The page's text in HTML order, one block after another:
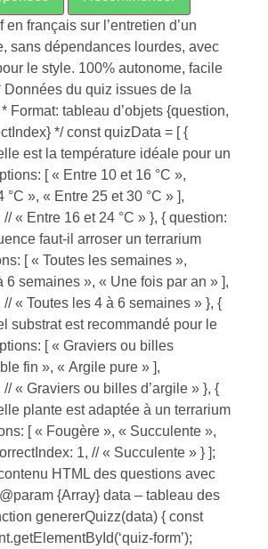
en français sur l’entretien d’un
sans dépendances lourdes, avec
le style. 100% autonome, facile
Données du quiz issues de la
Format: tableau d’objets {question,
*/ const quizData = [ {
est la température idéale pour un
[ « Entre 10 et 16 °C »,
°C », « Entre 25 et 30 °C » ],
« Entre 16 et 24 °C » }, { question:
faut-il arroser un terrarium
[ « Toutes les semaines »,
6 semaines », « Une fois par an » ],
« Toutes les 4 à 6 semaines » }, {
substrat est recommandé pour le
[ « Graviers ou billes
fin », « Argile pure » ],
« Graviers ou billes d’argile » }, {
plante est adaptée à un terrarium
[ « Fougère », « Succulente »,
1, // « Succulente » } ];
HTML des questions avec
{Array} data – tableau des
genererQuizz(data) { const
form’);